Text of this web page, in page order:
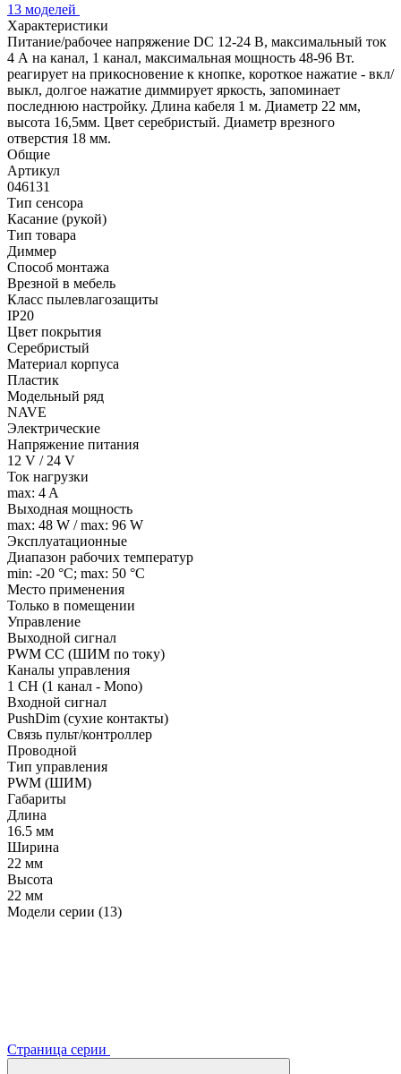
13 моделей
Характеристики
Питание/рабочее напряжение DC 12-24 В, максимальный ток
4 А на канал, 1 канал, максимальная мощность 48-96 Вт.
реагирует на прикосновение к кнопке, короткое нажатие - вкл/
выкл, долгое нажатие диммирует яркость, запоминает
последнюю настройку. Длина кабеля 1 м. Диаметр 22 мм,
высота 16,5мм. Цвет серебристый. Диаметр врезного
отверстия 18 мм.
Общие
Артикул
046131
Тип сенсора
Касание (рукой)
Тип товара
Диммер
Способ монтажа
Врезной в мебель
Класс пылевлагозащиты
IP20
Цвет покрытия
Серебристый
Материал корпуса
Пластик
Модельный ряд
NAVE
Электрические
Напряжение питания
12 V / 24 V
Ток нагрузки
max: 4 A
Выходная мощность
max: 48 W / max: 96 W
Эксплуатационные
Диапазон рабочих температур
min: -20 °C; max: 50 °C
Место применения
Только в помещении
Управление
Выходной сигнал
PWM СС (ШИМ по току)
Каналы управления
1 CH (1 канал - Mono)
Входной сигнал
PushDim (сухие контакты)
Связь пульт/контроллер
Проводной
Тип управления
PWM (ШИМ)
Габариты
Длина
16.5 мм
Ширина
22 мм
Высота
22 мм
Модели серии (13)
Страница серии